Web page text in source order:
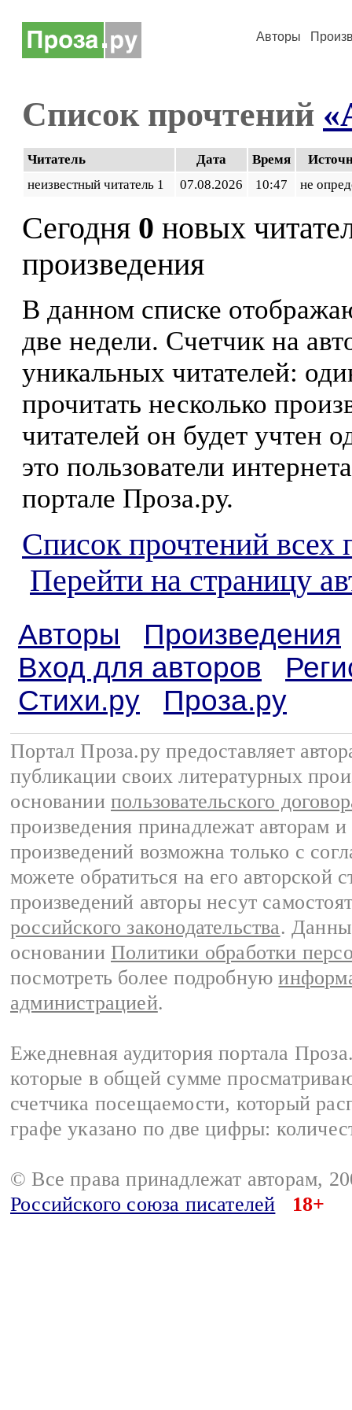
Авторы
Список прочтений
Читатель Дата Время
неизвестный читатель 1
07.08.2026 10:47 не
Сегодня 0 новых
произведения
В данном списке
две недели. Счетчик на
уникальных читателей:
прочитать несколько
читателей он будет учтен
это пользователи
портале Проза.ру.
Список прочтений всех
Перейти на страницу
Авторы
Произведения
Вход для авторов
Стихи.ру
Проза.ру
Портал Проза.ру предоставляет
публикации своих литературных
основании пользовательского
произведения принадлежат авторам
произведений возможна только с
можете обратиться на его авторской
произведений авторы несут
российского законодательства.
основании Политики обработки
посмотреть более подробную
администрацией.
Ежедневная аудитория портала
которые в общей сумме
счетчика посещаемости, который
графе указано по две цифры:
© Все права принадлежат авторам,
Российского союза писателей
18+